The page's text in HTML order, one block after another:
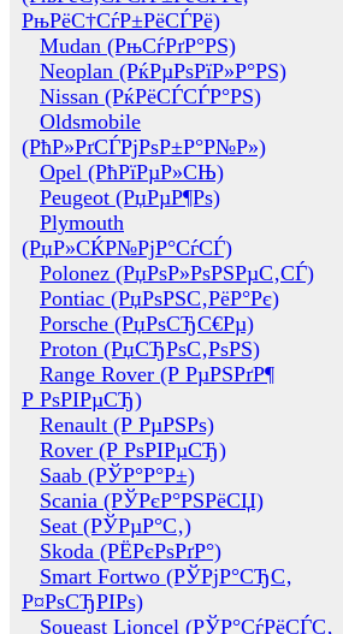
РњРёС†СѓР±РёСЃРё)
Mudan (РњСѓРґР°РЅ)
Neoplan (РќРµРѕРїР»Р°РЅ)
Nissan (РќРёСЃСЃР°РЅ)
Oldsmobile
(РћР»РґСЃРјРѕР±Р°Р№Р»)
Opel (РћРїРµР»СЊ)
Peugeot (РџРµР¶Рѕ)
Plymouth
(РџР»СЌР№РјР°СѓСЃ)
Polonez (РџРѕР»РѕРЅРµС‚СЃ)
Pontiac (РџРѕРЅС‚РёР°Рє)
Porsche (РџРѕСЂС€Рµ)
Proton (РџСЂРѕС‚РѕРЅ)
Range Rover (Р РµРЅРґР¶
Р РѕРІРµСЂ)
Renault (Р РµРЅРѕ)
Rover (Р РѕРІРµСЂ)
Saab (РЎР°Р°Р±)
Scania (РЎРєР°РЅРёСЏ)
Seat (РЎРµР°С‚)
Skoda (РЁРєРѕРґР°)
Smart Fortwo (РЎРјР°СЂС‚
Р¤РѕСЂРІРѕ)
Soueast Lioncel (РЎР°СѓРёСЃС‚